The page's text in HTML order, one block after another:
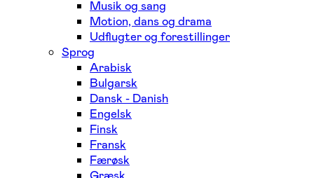
Musik og sang
Motion, dans og drama
Udflugter og forestillinger
Sprog
Arabisk
Bulgarsk
Dansk - Danish
Engelsk
Finsk
Fransk
Færøsk